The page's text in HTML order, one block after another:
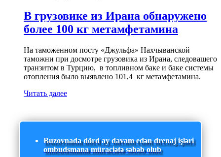
В грузовике из Ирана обнаружено
более 100 кг метамфетамина
На таможенном посту «Джульфа» Нахчыванской
таможни при досмотре грузовика из Ирана, следовашего
транзитом в Турцию, в топливном баке и баке системы
отопления было выявлено 101,4 кг метамфетамина.
Читать далее
Buzovnada dörd ay davam edən drenaj işləri
ombudsmana müraciətə səbəb olub